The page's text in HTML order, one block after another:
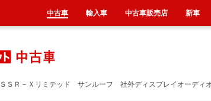
ＳＳＲ－Ｘリミテッド サンルーフ 社外ディスプレイオーディ
中古車 輸入車 中古車販売店 新車